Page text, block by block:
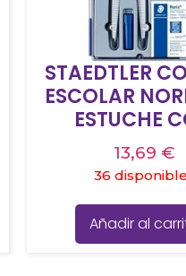
STAEDTLER
ESCOLAR
ESTUCHE
UNIVERSAL +
MINAS
13,69 €
36
Añadir al